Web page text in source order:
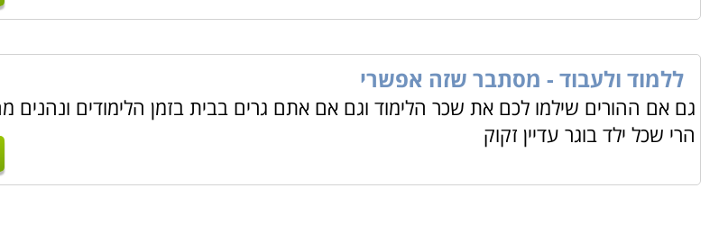
ללמוד ולעבוד - מסתבר שזה אפשרי
גם אם ההורים שילמו לכם את שכר הלימוד וגם אם אתם גרים בבית בזמן הלימודים
הרי שכל ילד בוגר עדיין זקוק